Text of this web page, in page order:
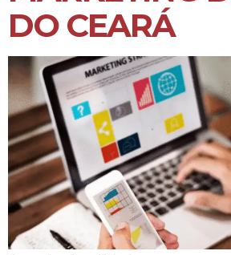
DO CEARÁ